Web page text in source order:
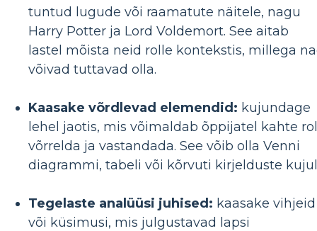
tuntud lugude või raamatute näitele, nagu
Harry Potter ja Lord Voldemort. See aitab
lastel mõista neid rolle kontekstis, millega
võivad tuttavad olla.
Kaasake võrdlevad elemendid: kujundage
lehel jaotis, mis võimaldab õppijatel kahte
võrrelda ja vastandada. See võib olla Venni
diagrammi, tabeli või kõrvuti kirjelduste
Tegelaste analüüsi juhised: kaasake vihjeid
või küsimusi, mis julgustavad lapsi